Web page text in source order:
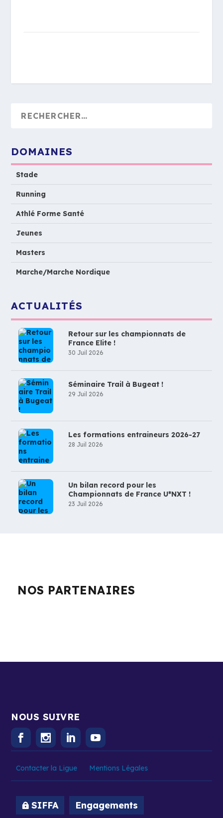
DOMAINES
Stade
Running
Athlé Forme Santé
Jeunes
Masters
Marche/Marche Nordique
ACTUALITÉS
Retour sur les championnats de
France Elite !
30 Juil 2026
Séminaire Trail à Bugeat !
29 Juil 2026
Les formations entraineurs 2026-27
28 Juil 2026
Un bilan record pour les
Championnats de France U*NXT !
23 Juil 2026
NOS PARTENAIRES
NOUS SUIVRE
Contacter la Ligue Mentions Légales
SIFFA Engagements